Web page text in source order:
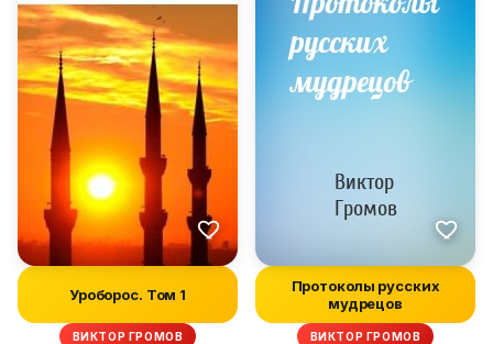
Уроборос. Том 1
ВИКТОР ГРОМОВ
Протоколы русских
мудрецов
ВИКТОР ГРОМОВ